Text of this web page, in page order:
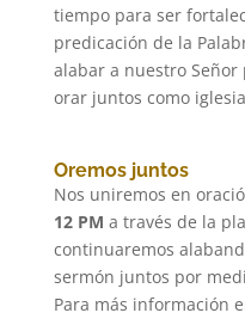
tiempo para ser
predicación de la
alabar a nuestro
orar juntos como
Oremos juntos
Nos uniremos en
12 PM a través de la
continuaremos
sermón juntos por
Para más información